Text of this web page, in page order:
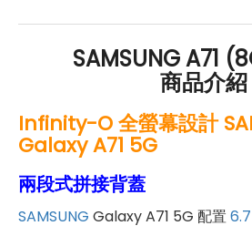
SAMSUNG A71
商品介紹
Infinity-O 全螢幕設計
Galaxy A71 5G
兩段式拼接背蓋
SAMSUNG Galaxy A71 5G 配置